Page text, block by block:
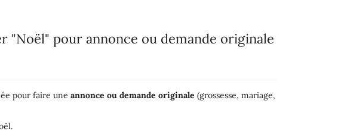
"Noël" pour annonce ou demande originale
pour faire une annonce ou demande originale (grossesse, mariage,